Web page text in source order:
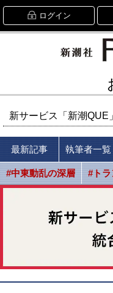
ログイン
新サービス「新潮QUE
最新記事 執筆者一覧
#中東動乱の深層 #ト